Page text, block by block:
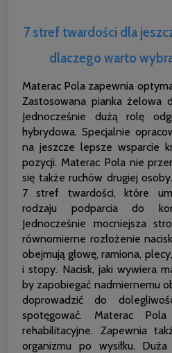
7 stref twardości dla
dlaczego warto
Materac Pola zapewnia
Zastosowana pianka żelowa
Jednocześnie dużą rolę
hybrydowa. Specjalnie
na jeszcze lepsze wsparcie
pozycji. Materac Pola nie
się także ruchów drugiej
7 stref twardości, które
rodzaju podparcia do
Jednocześnie mocniejsza
równomierne rozłożenie
obejmują głowę, ramiona,
i stopy. Nacisk, jaki wywiera
by zapobiegać nadmiernemu
doprowadzić do
spotęgować. Materac
rehabilitacyjne. Zapewnia
organizmu po wysiłku.